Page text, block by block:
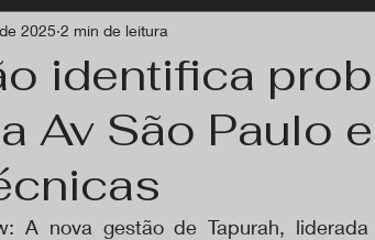
identifica
Av São Paulo
2025 2 min de leitura
A nova gestão de Tapurah,